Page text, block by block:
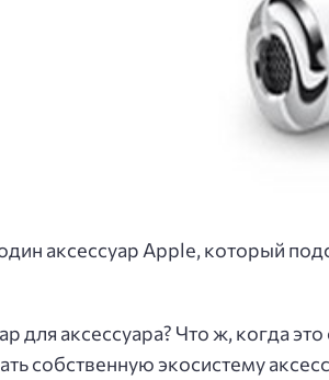
аксессуар Apple, который
для аксессуара? Что ж, когда
собственную экосистему